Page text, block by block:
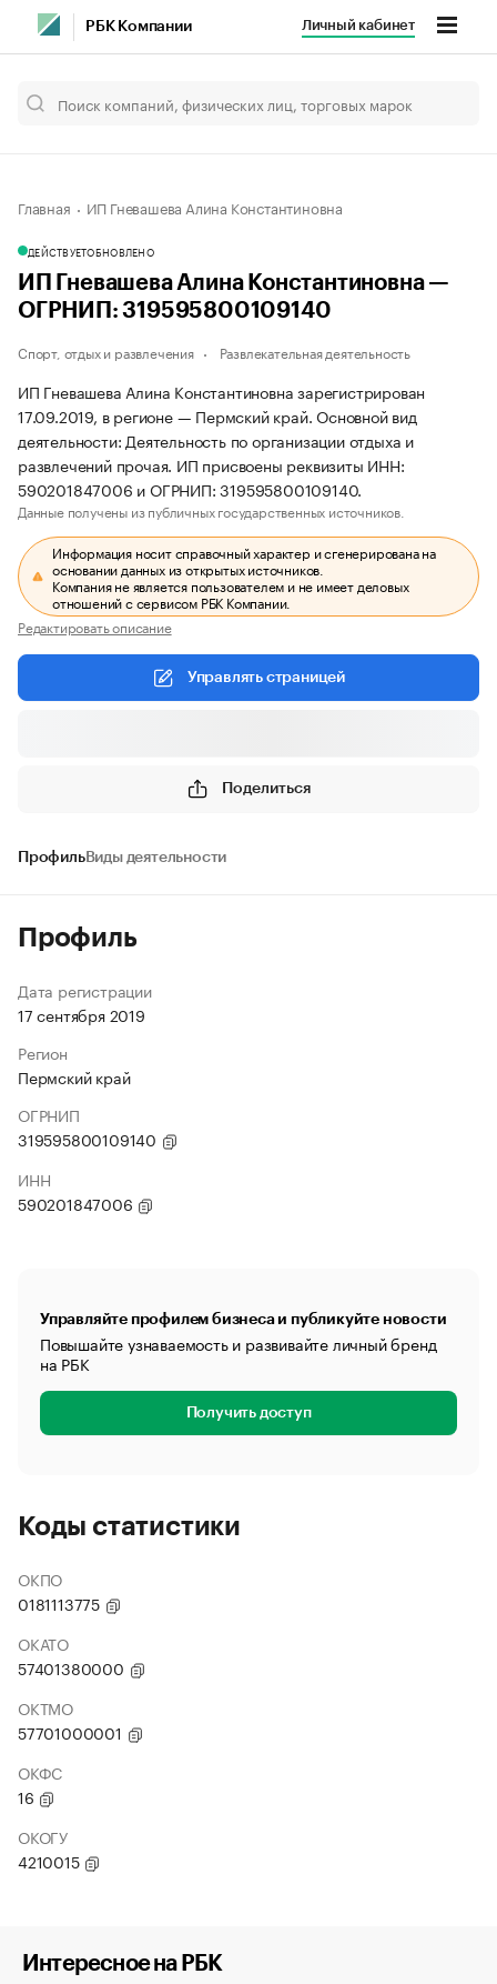
РБК Компании Личный кабинет
Главная ИП Гневашева Алина Константиновна
ДЕЙСТВУЕТОБНОВЛЕНО
ИП Гневашева Алина Константиновна —
ОГРНИП: 319595800109140
Спорт, отдых и развлечения Развлекательная деятельность
ИП Гневашева Алина Константиновна зарегистрирован
17.09.2019, в регионе — Пермский край. Основной вид
деятельности: Деятельность по организации отдыха и
развлечений прочая. ИП присвоены реквизиты ИНН:
590201847006 и ОГРНИП: 319595800109140.
Данные получены из публичных государственных источников.
Информация носит справочный характер и сгенерирована на
основании данных из открытых источников.
Компания не является пользователем и не имеет деловых
отношений с сервисом РБК Компании.
Редактировать описание
Управлять страницей
Поделиться
ПрофильВиды деятельности
Профиль
Дата регистрации
17 сентября 2019
Регион
Пермский край
ОГРНИП
319595800109140
ИНН
590201847006
Управляйте профилем бизнеса и публикуйте новости
Повышайте узнаваемость и развивайте личный бренд
на РБК
Получить доступ
Коды статистики
ОКПО
0181113775
ОКАТО
57401380000
ОКТМО
57701000001
ОКФС
16
ОКОГУ
4210015
Интересное на РБК